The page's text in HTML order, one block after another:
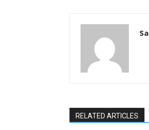
RELATED ARTICLES